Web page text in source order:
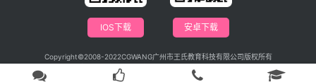
IOS下载 安卓下载
Copyright©2008-2022CGWANG广州市王氏教育科技有限公司版权所有
电信与信息服务业务经营许可证：粤B2-20201042
广播电视节目制作经营许可证编号：（粤）字第04146号
粤ICP备09115880号